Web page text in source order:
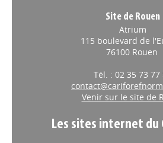
Site de Rouen
Atrium
115 boulevard de
76100 Rouen
Tél. : 02 35 73 77
Venir sur le site de
Les sites internet du